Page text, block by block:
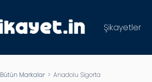
Şikayetler
Bütün Markalar> Anadolu Sigorta